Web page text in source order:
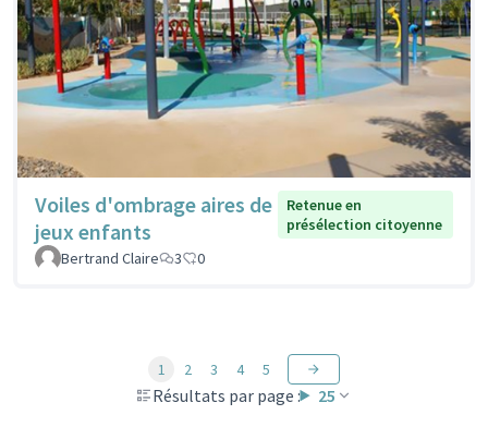
Voiles d'ombrage aires de
jeux enfants
Retenue en
présélection citoyenne
Bertrand Claire
3 0
Résultats par page : 25
1 2 3 4 5